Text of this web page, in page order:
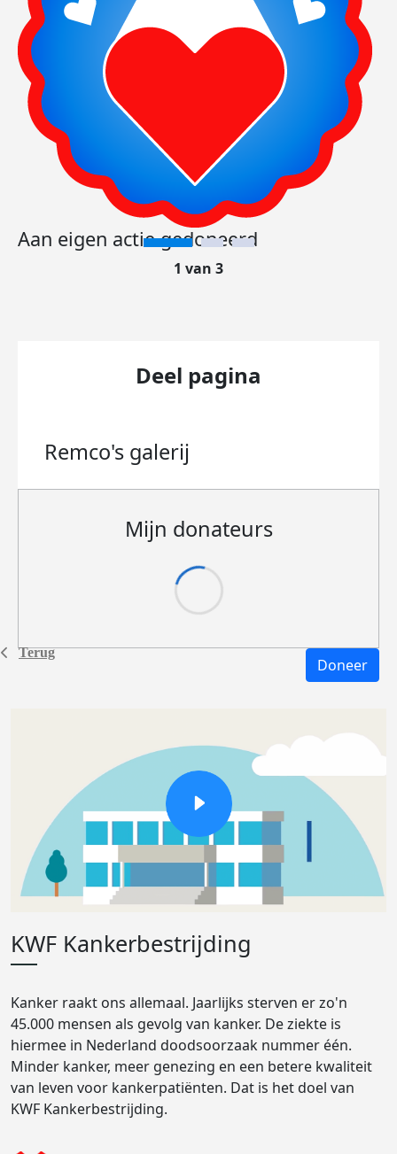
Terug
Aan eigen actie gedoneerd
1 van 3
Deel pagina
Remco's galerij
Mijn donateurs
Doneer
KWF Kankerbestrijding
Kanker raakt ons allemaal. Jaarlijks sterven er zo'n
45.000 mensen als gevolg van kanker. De ziekte is
hiermee in Nederland doodsoorzaak nummer één.
Minder kanker, meer genezing en een betere kwaliteit
van leven voor kankerpatiënten. Dat is het doel van
KWF Kankerbestrijding.